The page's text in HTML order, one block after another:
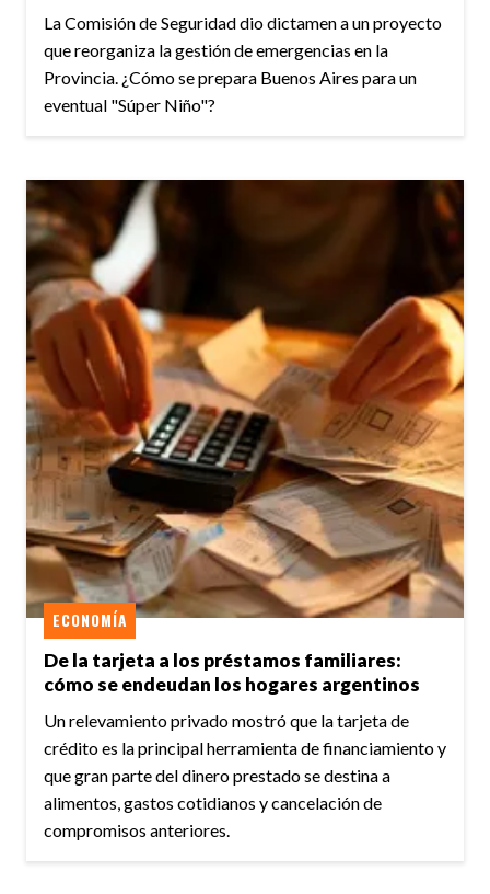
La Comisión de Seguridad dio dictamen a un proyecto
que reorganiza la gestión de emergencias en la
Provincia. ¿Cómo se prepara Buenos Aires para un
eventual "Súper Niño"?
De la tarjeta a los préstamos familiares:
cómo se endeudan los hogares argentinos
ECONOMÍA
Un relevamiento privado mostró que la tarjeta de
crédito es la principal herramienta de financiamiento y
que gran parte del dinero prestado se destina a
alimentos, gastos cotidianos y cancelación de
compromisos anteriores.